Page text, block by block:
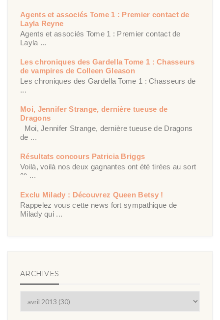
Agents et associés Tome 1 : Premier contact de
Layla Reyne
Agents et associés Tome 1 : Premier contact de
Layla ...
Les chroniques des Gardella Tome 1 : Chasseurs
de vampires de Colleen Gleason
Les chroniques des Gardella Tome 1 : Chasseurs de
...
Moi, Jennifer Strange, dernière tueuse de
Dragons
Moi, Jennifer Strange, dernière tueuse de Dragons
de ...
Résultats concours Patricia Briggs
Voilà, voilà nos deux gagnantes ont été tirées au sort
^^ ...
Exclu Milady : Découvrez Queen Betsy !
Rappelez vous cette news fort sympathique de
Milady qui ...
ARCHIVES